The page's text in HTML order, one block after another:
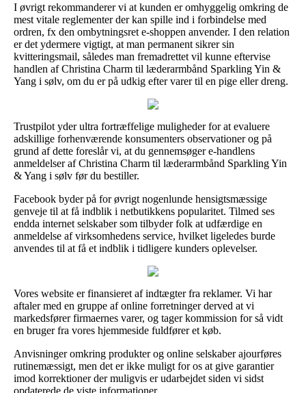
I øvrigt rekommanderer vi at kunden er omhyggelig omkring de
mest vitale reglementer der kan spille ind i forbindelse med
ordren, fx den ombytningsret e-shoppen anvender. I den relation
er det ydermere vigtigt, at man permanent sikrer sin
kvitteringsmail, således man fremadrettet vil kunne eftervise
handlen af Christina Charm til læderarmbånd Sparkling Yin &
Yang i sølv, om du er på udkig efter varer til en pige eller dreng.
Trustpilot yder ultra fortræffelige muligheder for at evaluere
adskillige forhenværende konsumenters observationer og på
grund af dette foreslår vi, at du gennemsøger e-handlens
anmeldelser af Christina Charm til læderarmbånd Sparkling Yin
& Yang i sølv før du bestiller.
Facebook byder på for øvrigt nogenlunde hensigtsmæssige
genveje til at få indblik i netbutikkens popularitet. Tilmed ses
endda internet selskaber som tilbyder folk at udfærdige en
anmeldelse af virksomhedens service, hvilket ligeledes burde
anvendes til at få et indblik i tidligere kunders oplevelser.
Vores website er finansieret af indtægter fra reklamer. Vi har
aftaler med en gruppe af online forretninger derved at vi
markedsfører firmaernes varer, og tager kommission for så vidt
en bruger fra vores hjemmeside fuldfører et køb.
Anvisninger omkring produkter og online selskaber ajourføres
rutinemæssigt, men det er ikke muligt for os at give garantier
imod korrektioner der muligvis er udarbejdet siden vi sidst
opdaterede de viste informationer.